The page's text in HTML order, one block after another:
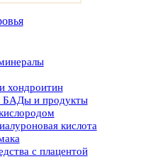
хондроитин
БАДы и продукты
кислота
с плацентой